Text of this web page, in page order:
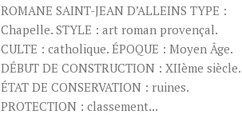
ROMANE SAINT-JEAN D’ALLEINS TYPE :
Chapelle. STYLE : art roman provençal.
CULTE : catholique. ÉPOQUE : Moyen Âge.
DÉBUT DE CONSTRUCTION : XIIème siècle.
ÉTAT DE CONSERVATION : ruines.
PROTECTION : classement...